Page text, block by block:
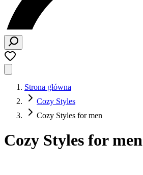
Strona główna
Cozy Styles
Cozy Styles for men
Cozy Styles for men